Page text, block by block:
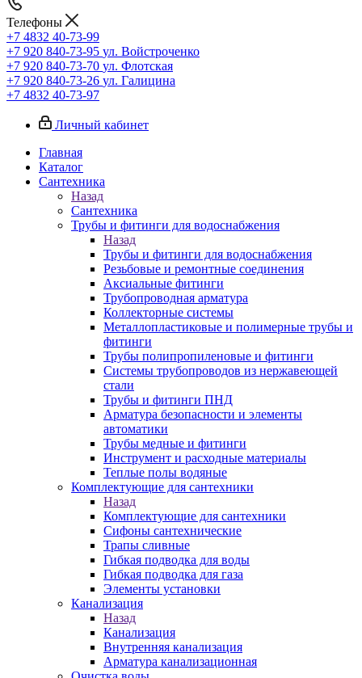
Телефоны
+7 4832 40-73-99
+7 920 840-73-95 ул. Войстроченко
+7 920 840-73-70 ул. Флотская
+7 920 840-73-26 ул. Галицина
+7 4832 40-73-97
Личный кабинет
Главная
Каталог
Сантехника
Назад
Сантехника
Трубы и фитинги для водоснабжения
Назад
Трубы и фитинги для водоснабжения
Резьбовые и ремонтные соединения
Аксиальные фитинги
Трубопроводная арматура
Коллекторные системы
Металлопластиковые и полимерные трубы и
фитинги
Трубы полипропиленовые и фитинги
Системы трубопроводов из нержавеющей
стали
Трубы и фитинги ПНД
Арматура безопасности и элементы
автоматики
Трубы медные и фитинги
Инструмент и расходные материалы
Теплые полы водяные
Комплектующие для сантехники
Назад
Комплектующие для сантехники
Сифоны сантехнические
Трапы сливные
Гибкая подводка для воды
Гибкая подводка для газа
Элементы установки
Канализация
Назад
Канализация
Внутренняя канализация
Арматура канализационная